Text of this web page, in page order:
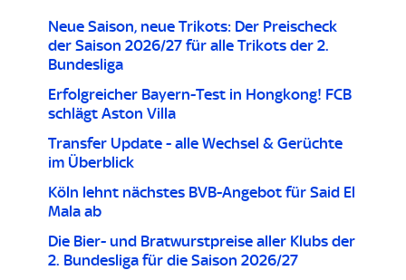
Neue Saison, neue Trikots: Der Preischeck
der Saison 2026/27 für alle Trikots der 2.
Bundesliga
Erfolgreicher Bayern-Test in Hongkong! FCB
schlägt Aston Villa
Transfer Update - alle Wechsel & Gerüchte
im Überblick
Köln lehnt nächstes BVB-Angebot für Said El
Mala ab
Die Bier- und Bratwurstpreise aller Klubs der
2. Bundesliga für die Saison 2026/27